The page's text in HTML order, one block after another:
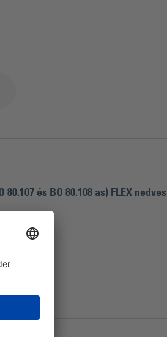
és BO 80.108 as) FLEX nedves